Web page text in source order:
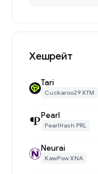
Хешрейт
Tari
Cuckaroo29 XTM
Pearl
PearlHash PRL
Neurai
KawPow XNA